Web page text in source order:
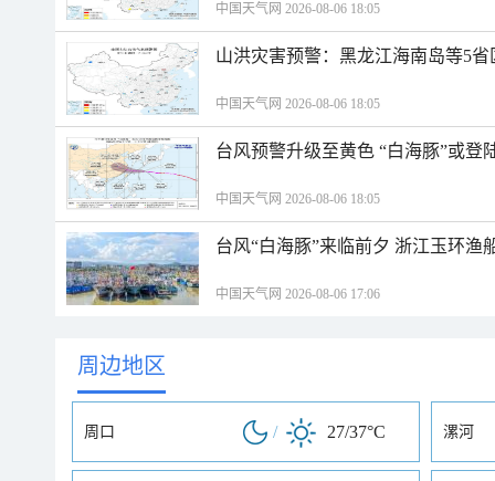
中国天气网 2026-08-06 18:05
山洪灾害预警：黑龙江海南岛等5
中国天气网 2026-08-06 18:05
台风预警升级至黄色 “白海豚”或登
中国天气网 2026-08-06 18:05
台风“白海豚”来临前夕 浙江玉环渔
中国天气网 2026-08-06 17:06
周边地区
周口 / 27/37°C 漯河